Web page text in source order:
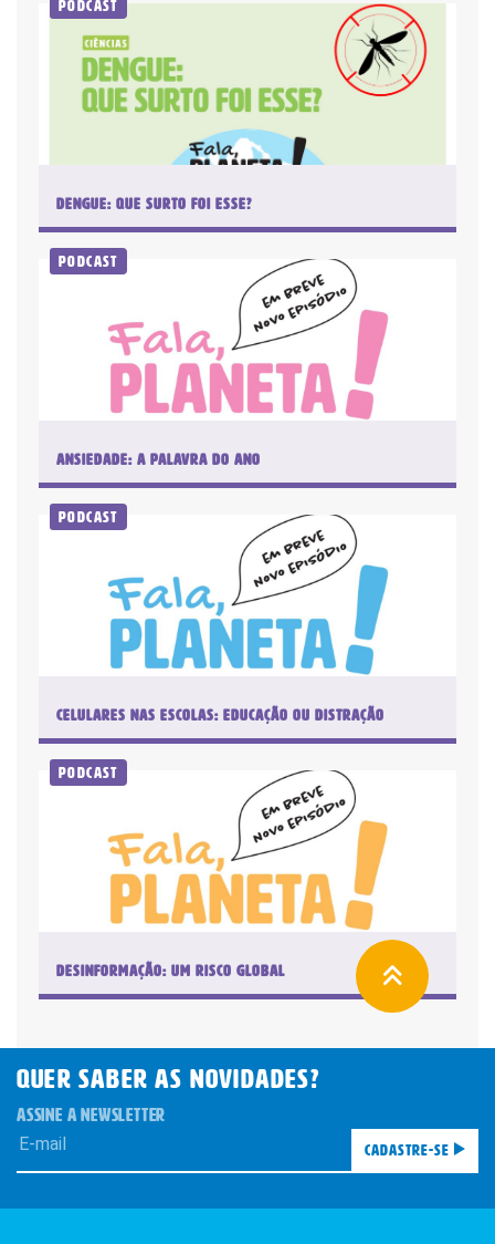
Podcast
Dengue: que surto foi esse?
Podcast
Ansiedade: a palavra do ano
Podcast
Celulares nas escolas: educação ou distração
Podcast
Desinformação: um risco global
QUER SABER AS novidades?
ASSINE A NEWSLETTER
Cadastre-se
Impresso +
Portal +
Plataforma
Leia Mais
Plano anual:
R$ 280.00 ou
10x R$ 28,00
Jornal
Impresso +
Digital
R$ 240.00 ou
Digital
Plano anual: R$ 180.00 ou 10x R$
18,00
Assinar Planeta Notícia
Faça seu login
É um professor ou uma escola? Clique aqui